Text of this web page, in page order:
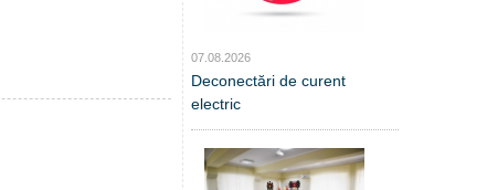
07.08.2026
Deconectări de curent
electric